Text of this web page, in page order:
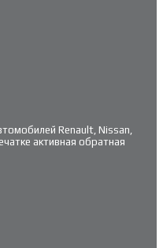
Renault, Nissan,
активная обратная